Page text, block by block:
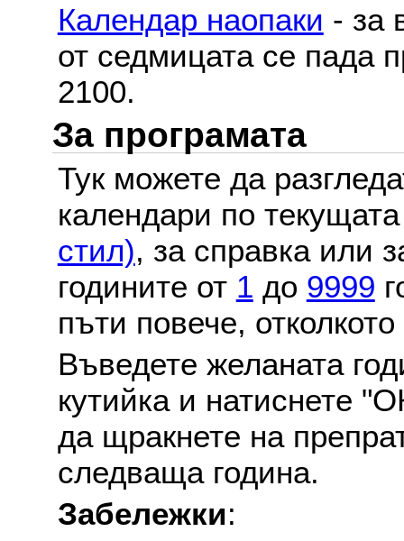
Календар наопаки - за
от седмицата се пада
2100.
За програмата
Тук можете да
календари по
стил), за справка или
годините от 1 до 9999
пъти повече,
Въведете желаната
кутийка и натиснете
да щракнете на
следваща година.
Забележки: